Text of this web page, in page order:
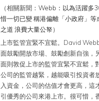
（相關新聞： Webb：以為活躍多
惜一切已變 稱港偏離「小政府」等
之道 浪費大量公帑）
上市監管宜緊不宜鬆。David
面鼓勵開放市場、鼓勵創新自強，
面則敦促上市的監管宜緊不宜鬆，
公司的監管越緊，越能吸引投資者
入資金，公司的估值才會更高，這
引優秀的公司來港上市。很可惜，